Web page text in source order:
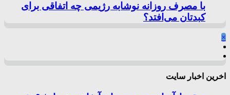
با مصرف روزانه نوشابه رژیمی چه اتفاقی برای
کبدتان می‌افتد؟
×
اخرین اخبار سایت